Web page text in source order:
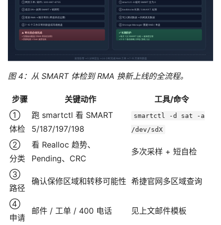
图 4：从 SMART 体检到 RMA 换新上线的全流程。
步骤 关键动作
工具/命令
①
体检
跑 smartctl 看 SMART
5/187/197/198
smartctl -d sat -a
/dev/sdX
②
分类
看 Realloc 趋势、
Pending、CRC
多次采样 + 短自检
③
路径
确认保修区域和转移可能性 希捷官网多区域查询
④
申请
邮件 / 工单 / 400 电话 见上文邮件模板